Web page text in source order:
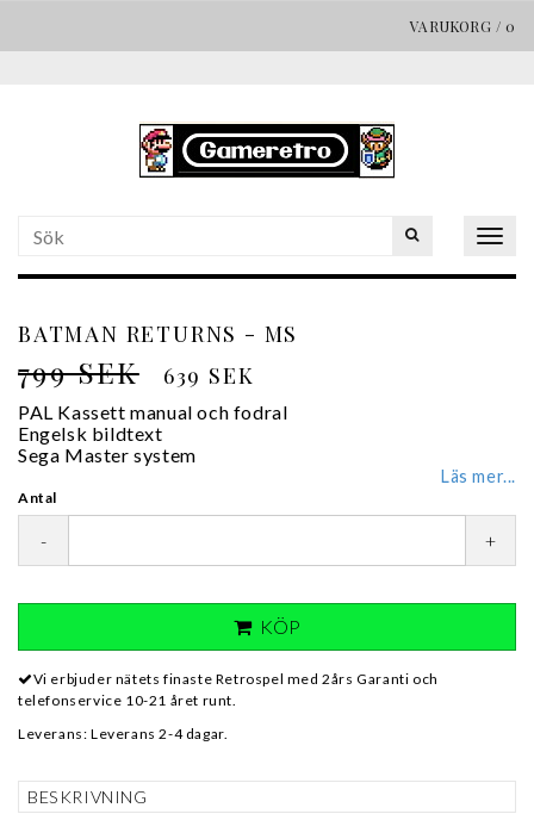
VARUKORG / 0
BATMAN RETURNS - MS
799 SEK 639 SEK
PAL Kassett manual och fodral
Engelsk bildtext
Sega Master system
Läs mer...
Antal
- +
KÖP
Vi erbjuder nätets finaste Retrospel med 2års Garanti och
telefonservice 10-21 året runt.
Leverans: Leverans 2-4 dagar.
BESKRIVNING